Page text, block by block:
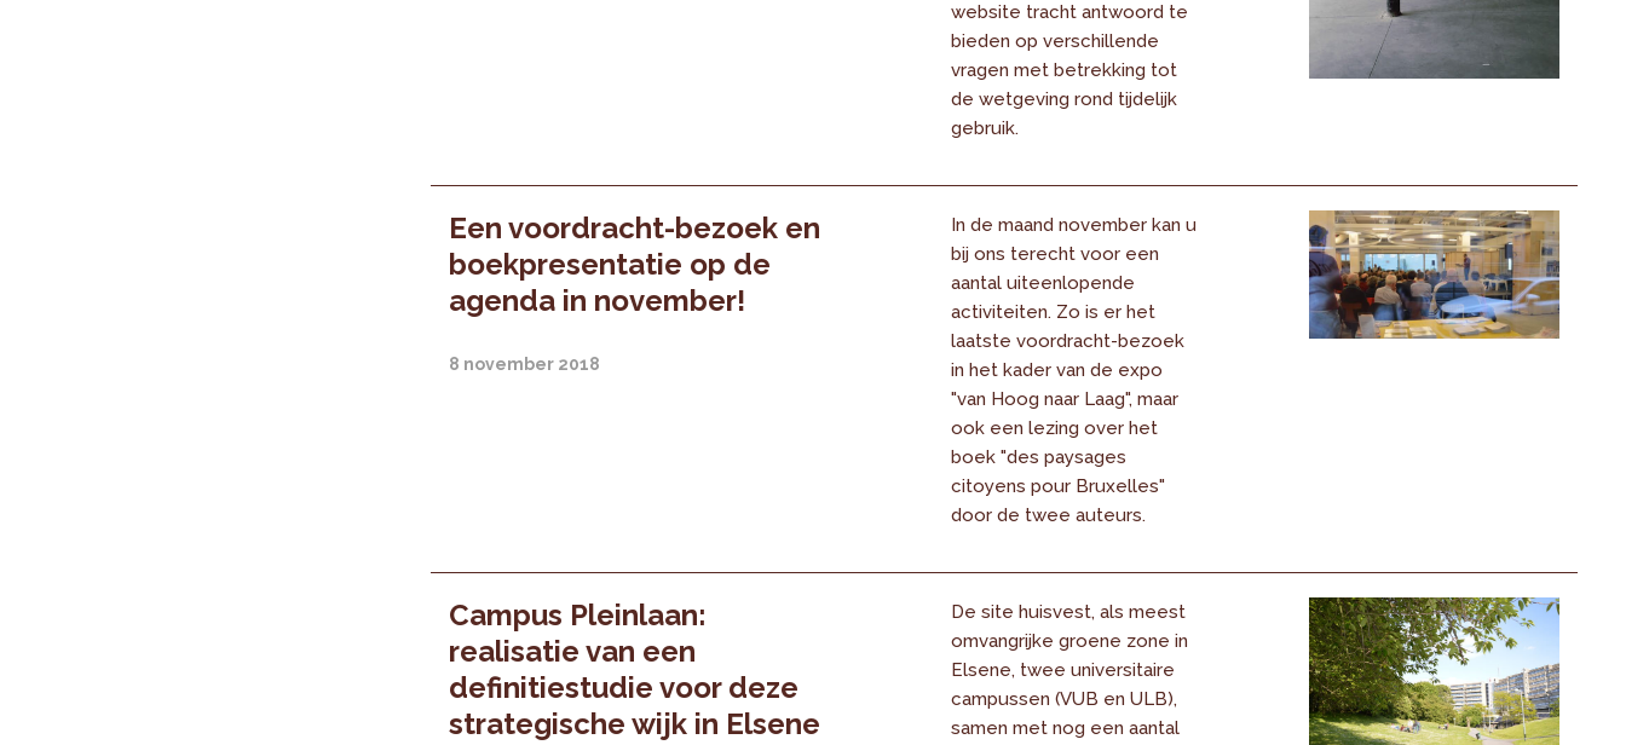
website tracht antwoord te
bieden op verschillende
vragen met betrekking tot
de wetgeving rond tijdelijk
gebruik.
Een voordracht-bezoek en
boekpresentatie op de
agenda in november!
8 november 2018
In de maand november kan u
bij ons terecht voor een
aantal uiteenlopende
activiteiten. Zo is er het
laatste voordracht-bezoek
in het kader van de expo
"van Hoog naar Laag", maar
ook een lezing over het
boek "des paysages
citoyens pour Bruxelles"
door de twee auteurs.
Campus Pleinlaan:
realisatie van een
definitiestudie voor deze
strategische wijk in Elsene
De site huisvest, als meest
omvangrijke groene zone in
Elsene, twee universitaire
campussen (VUB en ULB),
samen met nog een aantal